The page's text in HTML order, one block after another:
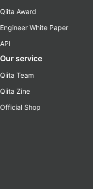
Qiita Award
Engineer White Paper
API
Our service
Qiita Team
Qiita Zine
Official Shop